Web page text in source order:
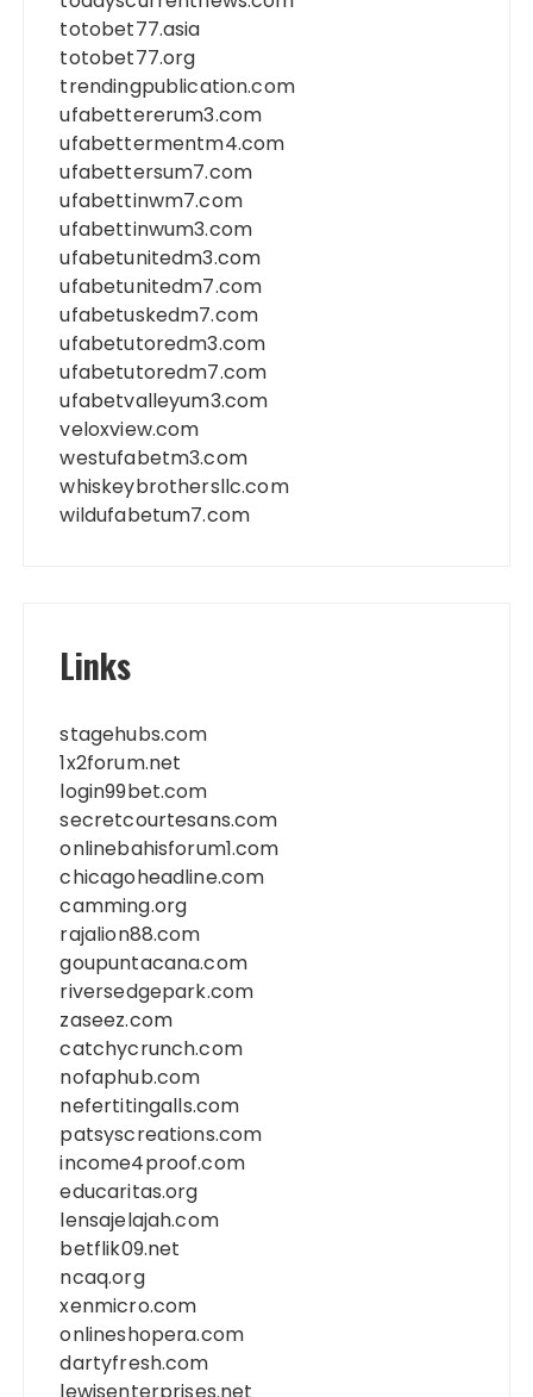
totobet77.asia
totobet77.org
trendingpublication.com
ufabettererum3.com
ufabettermentm4.com
ufabettersum7.com
ufabettinwm7.com
ufabettinwum3.com
ufabetunitedm3.com
ufabetunitedm7.com
ufabetuskedm7.com
ufabetutoredm3.com
ufabetutoredm7.com
ufabetvalleyum3.com
veloxview.com
westufabetm3.com
whiskeybrothersllc.com
wildufabetum7.com
Links
stagehubs.com
1x2forum.net
login99bet.com
secretcourtesans.com
onlinebahisforum1.com
chicagoheadline.com
camming.org
rajalion88.com
goupuntacana.com
riversedgepark.com
zaseez.com
catchycrunch.com
nofaphub.com
nefertitingalls.com
patsyscreations.com
income4proof.com
educaritas.org
lensajelajah.com
betflik09.net
ncaq.org
xenmicro.com
onlineshopera.com
dartyfresh.com